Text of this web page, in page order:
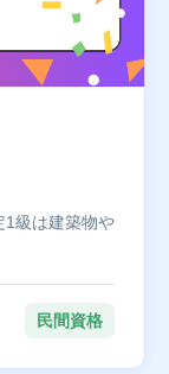
1級は建築物や
民間資格